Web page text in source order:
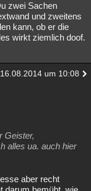
zwei Sachen
und zweitens
kann, ob er die
wirkt ziemlich doof.
16.08.2014 um 10:08
Geister,
alles ua. auch hier
aber recht